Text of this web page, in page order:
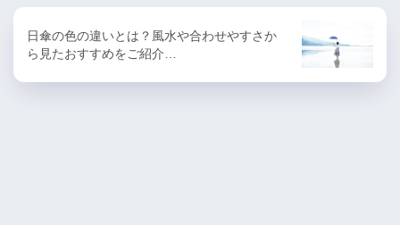
日傘の色の違いとは？風水や合わせやすさか
ら見たおすすめをご紹介…